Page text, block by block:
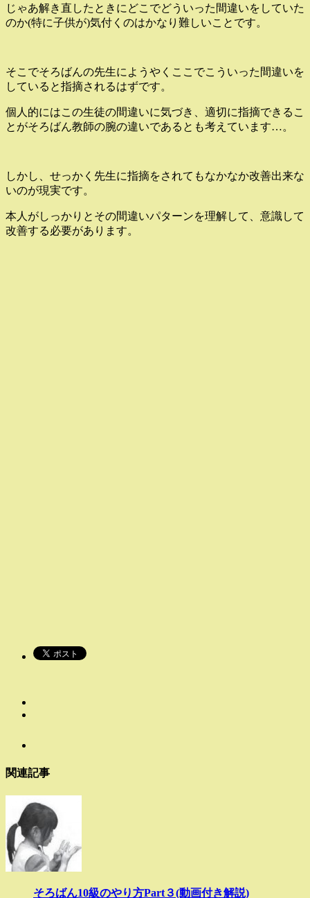
じゃあ解き直したときにどこでどういった間違いをしていた
のか(特に子供が)気付くのはかなり難しいことです。
そこでそろばんの先生にようやくここでこういった間違いを
していると指摘されるはずです。
個人的にはこの生徒の間違いに気づき、適切に指摘できるこ
とがそろばん教師の腕の違いであるとも考えています…。
しかし、せっかく先生に指摘をされてもなかなか改善出来な
いのが現実です。
本人がしっかりとその間違いパターンを理解して、意識して
改善する必要があります。
関連記事
そろばん10級のやり方Part３(動画付き解説)